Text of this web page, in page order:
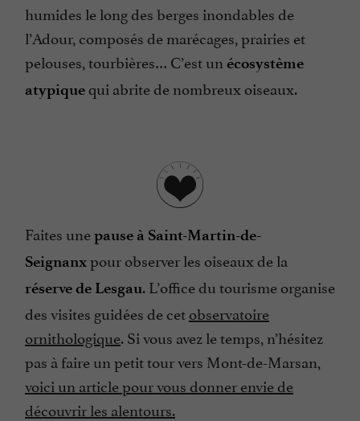
humides le long des berges inondables de
l’Adour, composés de marécages, prairies et
pelouses, tourbières… C’est un écosystème
atypiquequi abrite de nombreux oiseaux.
Faites unepause à Saint-Martin-de-
Seignanxpour observer les oiseaux de la
réserve de Lesgau. L’office du tourisme organise
des visites guidées de cetobservatoire
ornithologique. Si vous avez le temps, n’hésitez
pas à faire un petit tour vers Mont-de-Marsan,
voici un article pour vous donner envie de
découvrir les alentours.